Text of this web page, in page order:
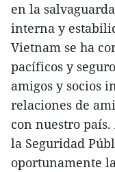
en la
interna y
Vietnam se ha
pacíficos y
amigos y socios
relaciones de
con nuestro
la Seguridad
oportunamente